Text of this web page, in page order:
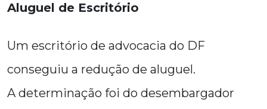
Aluguel de Escritório
Um escritório de advocacia do DF
conseguiu a redução de aluguel.
A determinação foi do desembargador